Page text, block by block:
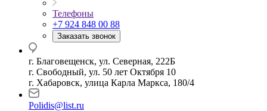
Телефоны
+7 924 848 00 88
Заказать звонок
г. Благовещенск, ул. Северная, 222Б
г. Свободный, ул. 50 лет Октября 10
г. Хабаровск, улица Карла Маркса, 180/4
Polidis@list.ru